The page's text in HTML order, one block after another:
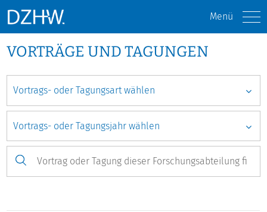
Menü
VORTRÄGE UND TAGUNGEN